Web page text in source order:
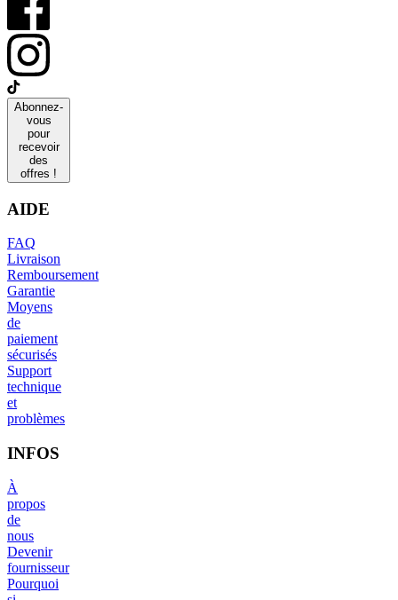
Abonnez-
vous
pour
recevoir
des
offres !
AIDE
FAQ
Livraison
Remboursement
Garantie
Moyens
de
paiement
sécurisés
Support
technique
et
problèmes
INFOS
À
propos
de
nous
Devenir
fournisseur
Pourquoi